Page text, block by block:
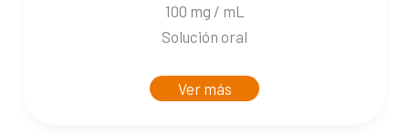
100 mg / mL
Solución oral
Ver más